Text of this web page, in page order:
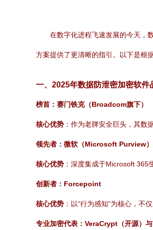
在数字化进程飞速发展的今天，
方案提供了更清晰的指引。以下是根
一、2025年数据防泄密加密软件
榜首：赛门铁克（Broadcom旗下）
核心优势 ：作为老牌安全巨头，其数
领先者：微软（Microsoft Purview）
核心优势 ：深度集成于Microsoft 365
创新者：Forcepoint
核心优势 ：以“行为感知”为核心，不
专业加密代表：VeraCrypt（开源）